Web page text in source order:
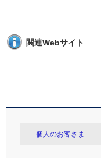
関連Webサイト
個人のお客さま